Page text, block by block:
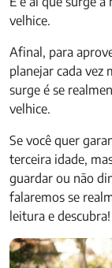
velhice.
Afinal, para
planejar cada vez
surge é se
velhice.
Se você quer
terceira idade,
guardar ou não
falaremos se
leitura e descubra!